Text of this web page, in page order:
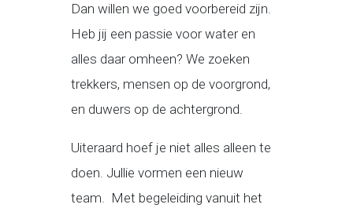
Dan willen we goed voorbereid zijn.
Heb jij een passie voor water en
alles daar omheen? We zoeken
trekkers, mensen op de voorgrond,
en duwers op de achtergrond.
Uiteraard hoef je niet alles alleen te
doen. Jullie vormen een nieuw
team. Met begeleiding vanuit het